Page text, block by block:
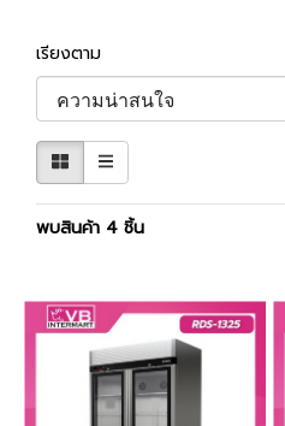
เรียงตาม
พบสินค้า 4 ชิ้น